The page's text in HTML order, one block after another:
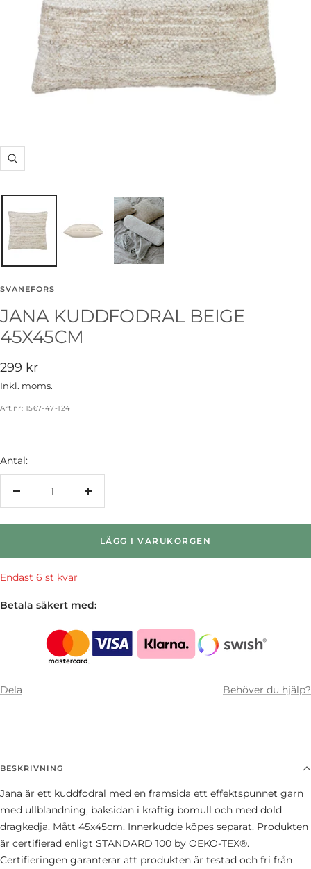
Zooma
SVANEFORS
JANA KUDDFODRAL BEIGE
45X45CM
Rea-
pris
299 kr
Inkl. moms.
Art.nr: 1567-47-124
Antal:
Öka
LÄGG I VARUKORGEN
Endast 6 st kvar
Betala säkert med:
Dela Behöver du hjälp?
BESKRIVNING
Jana är ett kuddfodral med en framsida ett effektspunnet garn
med ullblandning, baksidan i kraftig bomull och med dold
dragkedja. Mått 45x45cm. Innerkudde köpes separat. Produkten
är certifierad enligt STANDARD 100 by OEKO-TEX®.
Certifieringen garanterar att produkten är testad och fri från